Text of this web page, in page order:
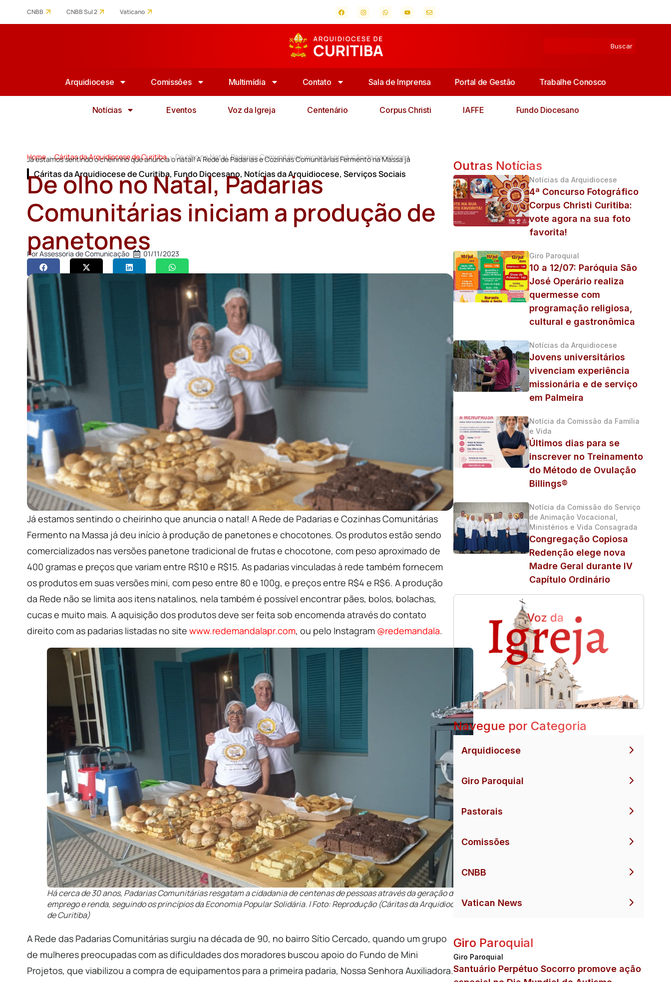
CNBB CNBB Sul 2 Vaticano
Arquidiocese Comissões Multimídia Contato Sala de Imprensa Portal de Gestão Trabalhe Conosco
Notícias Eventos Voz da Igreja Centenário Corpus Christi IAFFE Fundo Diocesano
Home > Cáritas da Arquidiocese de Curitiba > De olho no Natal, Padarias Comunitárias iniciam a produção de panetones
Já estamos sentindo o cheirinho que anuncia o natal! A Rede de Padarias e Cozinhas Comunitárias Fermento na Massa já
Cáritas da Arquidiocese de Curitiba, Fundo Diocesano, Notícias da Arquidiocese, Serviços Sociais
De olho no Natal, Padarias
Comunitárias iniciam a produção de
panetones
PorAssessoria de Comunicação 01/11/2023
Já estamos sentindo o cheirinho que anuncia o natal! A Rede de Padarias e Cozinhas Comunitárias
Fermento na Massa já deu início à produção de panetones e chocotones. Os produtos estão sendo
comercializados nas versões panetone tradicional de frutas e chocotone, com peso aproximado de
400 gramas e preços que variam entre R$10 e R$15. As padarias vinculadas à rede também fornecem
os produtos em suas versões mini, com peso entre 80 e 100g, e preços entre R$4 e R$6. A produção
da Rede não se limita aos itens natalinos, nela também é possível encontrar pães, bolos, bolachas,
cucas e muito mais. A aquisição dos produtos deve ser feita sob encomenda através do contato
direito com as padarias listadas no site www.redemandalapr.com, ou pelo Instagram @redemandala.
Há cerca de 30 anos, Padarias Comunitárias resgatam a cidadania de centenas de pessoas através da geração de
emprego e renda, seguindo os princípios da Economia Popular Solidária. | Foto: Reprodução (Cáritas da Arquidiocese
de Curitiba)
A Rede das Padarias Comunitárias surgiu na década de 90, no bairro Sítio Cercado, quando um grupo
de mulheres preocupadas com as dificuldades dos moradores buscou apoio do Fundo de Mini
Projetos, que viabilizou a compra de equipamentos para a primeira padaria, Nossa Senhora Auxiliadora.
Outras Notícias
Notícias da Arquidiocese
4ª Concurso Fotográfico
Corpus Christi Curitiba:
vote agora na sua foto
favorita!
Giro Paroquial
10 a 12/07: Paróquia São
José Operário realiza
quermesse com
programação religiosa,
cultural e gastronômica
Notícias da Arquidiocese
Jovens universitários
vivenciam experiência
missionária e de serviço
em Palmeira
Notícia da Comissão da Família
e Vida
Últimos dias para se
inscrever no Treinamento
do Método de Ovulação
Billings®
Notícia da Comissão do Serviço
de Animação Vocacional,
Ministérios e Vida Consagrada
Congregação Copiosa
Redenção elege nova
Madre Geral durante IV
Capítulo Ordinário
Navegue por Categoria
Arquidiocese
Giro Paroquial
Pastorais
Comissões
CNBB
Vatican News
Giro Paroquial
Giro Paroquial
Santuário Perpétuo Socorro promove ação